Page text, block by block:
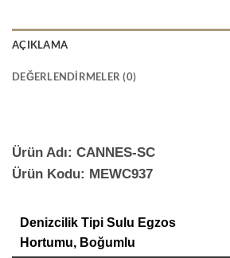
AÇIKLAMA
DEĞERLENDIRMELER (0)
Ürün Adı: CANNES-SC
Ürün Kodu: MEWC937
Denizcilik Tipi Sulu Egzos
Hortumu, Boğumlu